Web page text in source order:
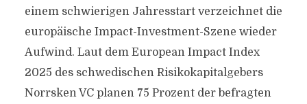
einem schwierigen Jahresstart verzeichnet die
europäische Impact-Investment-Szene wieder
Aufwind. Laut dem European Impact Index
2025 des schwedischen Risikokapitalgebers
Norrsken VC planen 75 Prozent der befragten